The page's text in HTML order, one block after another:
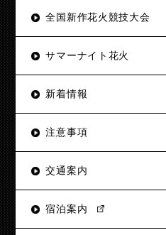
全国新作花火競技大会
サマーナイト花火
新着情報
注意事項
交通案内
宿泊案内